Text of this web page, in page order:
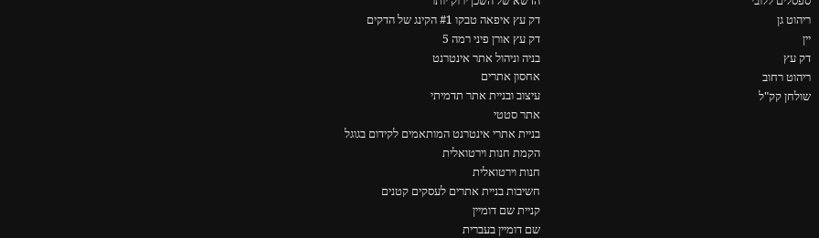
דק עץ איפאה טבקו #1 הקינג של הדקים
דק עץ אורן פיני רמה 5
בניה וניהול אתר אינטרנט
אחסון אתרים
עיצוב ובניית אתר תדמיתי
אתר סטטי
בניית אתרי אינטרנט המותאמים לקידום בגוגל
הקמת חנות וירטואלית
חנות וירטואלית
חשיבות בניית אתרים לעסקים קטנים
קניית שם דומיין
שם דומיין בעברית
ריהוט גן
יין
דק עץ
ריהוט רחוב
שולחן קק"ל